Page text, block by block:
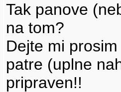
Tak panove
na tom?
Dejte mi
patre (uplne
pripraven!!